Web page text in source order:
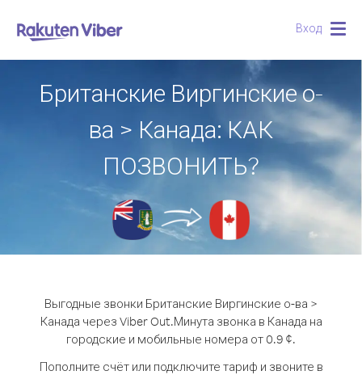
Вход
Британские Виргинские о-
ва > Канада: КАК
ПОЗВОНИТЬ?
Выгодные звонки Британские Виргинские о-ва >
Канада через Viber Out.Минута звонка в Канада на
городские и мобильные номера от 0.9 ¢.
Пополните счёт или подключите тариф и звоните в